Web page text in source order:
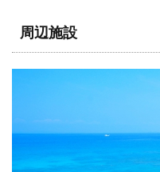
周辺施設